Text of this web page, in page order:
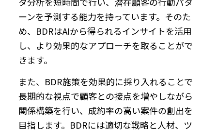
ーンを予測する能力を持っています。そのた
め、BDRはAIから得られるインサイトを活用
し、より効果的なアプローチを取ることがで
きます。
また、BDR施策を効果的に採り入れることで
長期的な視点で顧客との接点を増やしながら
関係構築を行い、成約率の高い案件の創出を
目指します。BDRには適切な戦略と人材、ツ